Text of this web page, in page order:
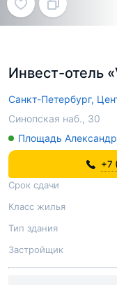
Инвест-отель
Санкт-Петербург,
Синопская наб., 30
Площадь
Срок сдачи
Класс жилья
Тип здания
Застройщик
+7